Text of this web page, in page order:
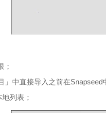
；
」中直接导入之前在
列表；